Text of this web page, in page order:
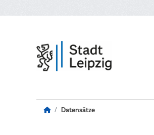
Datensätze